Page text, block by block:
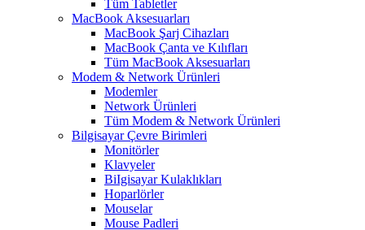
Tüm Tabletler
MacBook Aksesuarları
MacBook Şarj Cihazları
MacBook Çanta ve Kılıfları
Tüm MacBook Aksesuarları
Modem & Network Ürünleri
Modemler
Network Ürünleri
Tüm Modem & Network Ürünleri
Bilgisayar Çevre Birimleri
Monitörler
Klavyeler
BiIgisayar Kulaklıkları
Hoparlörler
Mouselar
Mouse Padleri